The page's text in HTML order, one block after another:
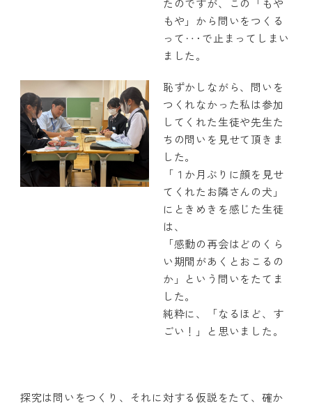
たのですが、この「もや
もや」から問いをつくる
って‥･で止まってしまい
ました。
恥ずかしながら、問いを
つくれなかった私は参加
してくれた生徒や先生た
ちの問いを見せて頂きま
した。
「１か月ぶりに顔を見せ
てくれたお隣さんの犬」
にときめきを感じた生徒
は、
「感動の再会はどのくら
い期間があくとおこるの
か」という問いをたてま
した。
純粋に、「なるほど、す
ごい！」と思いました。
探究は問いをつくり、それに対する仮説をたて、確か